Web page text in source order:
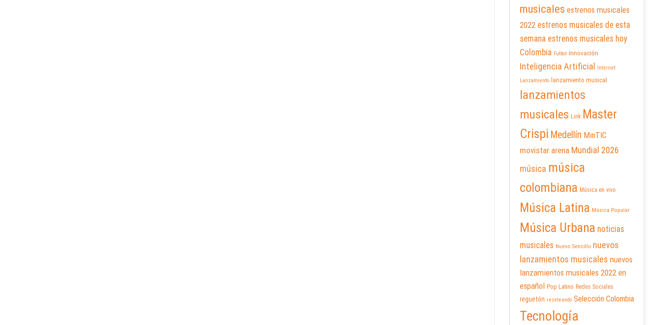
musicales estrenos musicales
2022 estrenos musicales de esta
semana estrenos musicales hoy
Colombia Futbol Innovación
Inteligencia Artificial
Internet
Lanzamiento
lanzamiento musical
lanzamientos
musicales Link Master
Crispi Medellín MinTIC
movistar arena Mundial 2026
música música
colombiana Música en vivo
Música Latina Música Popular
Música Urbana noticias
musicales Nuevo Sencillo nuevos
lanzamientos musicales nuevos
lanzamientos musicales 2022 en
español Pop Latino Redes Sociales
reguetón rezeteando Selección Colombia
Tecnología